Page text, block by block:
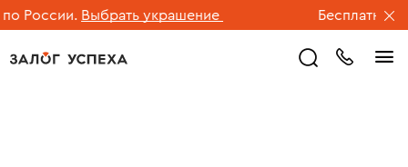
России. Выбрать украшение Бесплатная